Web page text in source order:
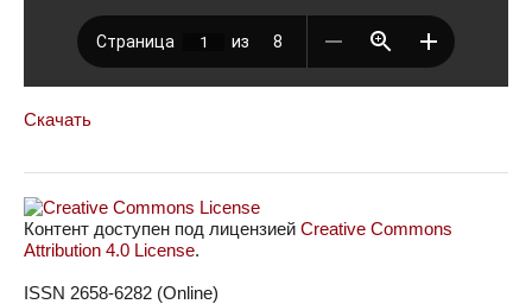
Скачать
Контент доступен под лицензией Creative Commons
Attribution 4.0 License.
ISSN 2658-6282 (Online)